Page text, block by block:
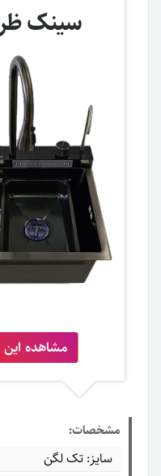
سینک
مشاهده
مشخصات:
سایز: تک لگن